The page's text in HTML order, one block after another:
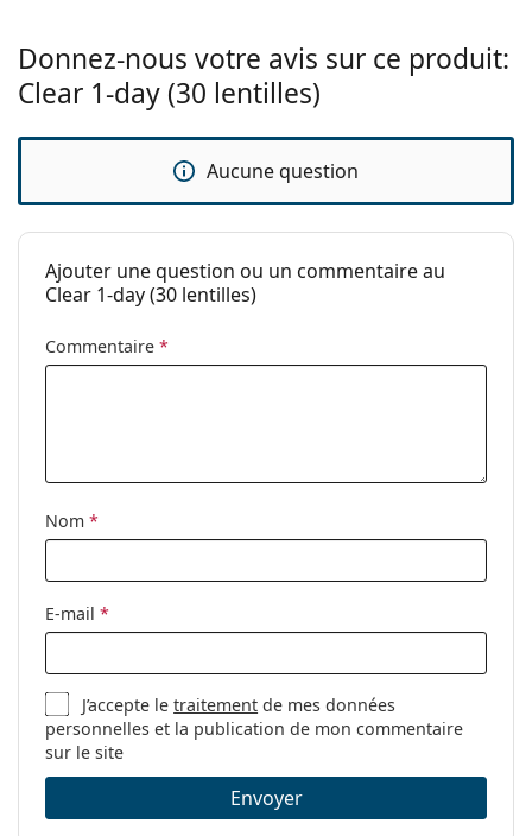
Caractéristiques des verres
Matériau:
Hioxifilcon A
Hydrophilie:
58 %
à l'oxygène:
28.2 Dk/t
Filtre UV:
Non
hydrogel:
Non
Utilisation
dormir avec ces
lentilles:
Non
Paquet
Fabriquant:
ClearLab
lentilles:
30
Poids:
63 g
Autres
Donnez-nous votre avis sur ce produit:
Clear 1-day (30 lentilles)
Aucune question
Ajouter une question ou un commentaire au
Clear 1-day (30 lentilles)
Commentaire *
Nom *
E-mail *
J’accepte letraitement de mes données
personnelles et la publication de mon commentaire
sur le site
Envoyer